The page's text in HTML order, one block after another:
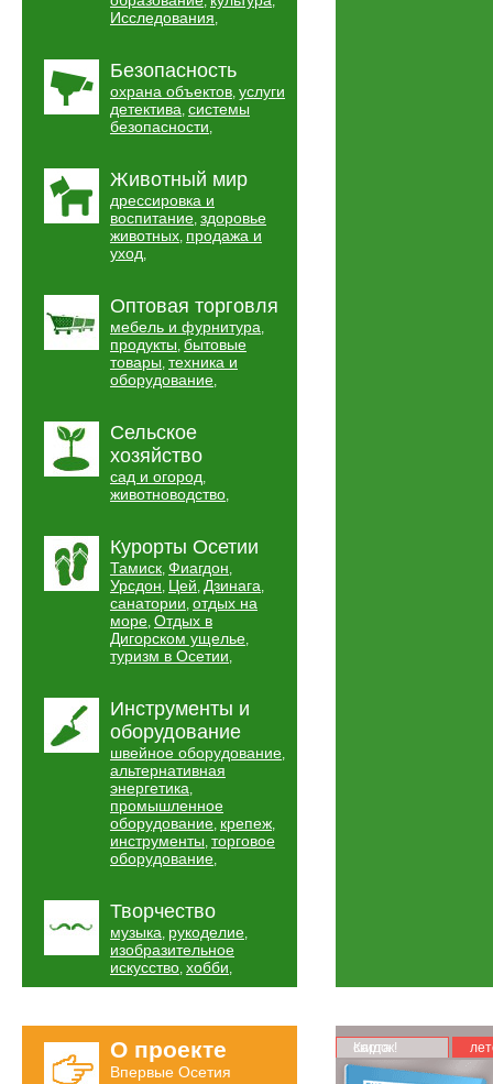
Исследования,
Безопасность
охрана объектов, услуги
детектива, системы
безопасности,
Животный мир
дрессировка и
воспитание, здоровье
животных, продажа и
уход,
Оптовая торговля
мебель и фурнитура,
продукты, бытовые
товары, техника и
оборудование,
Сельское
хозяйство
сад и огород,
животноводство,
Курорты Осетии
Тамиск, Фиагдон,
Урсдон, Цей, Дзинага,
санатории, отдых на
море, Отдых в
Дигорском ущелье,
туризм в Осетии,
Инструменты и
оборудование
швейное оборудование,
альтернативная
энергетика,
промышленное
оборудование, крепеж,
инструменты, торговое
оборудование,
Творчество
музыка, рукоделие,
изобразительное
искусство, хобби,
О проекте
Впервые Осетия
Карта скидок!